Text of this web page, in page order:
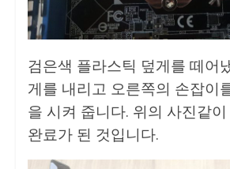
검은색 플라스틱 덮게를 떼어
게를 내리고 오른쪽의 손잡이
을 시켜 줍니다. 위의 사진같
완료가 된 것입니다.